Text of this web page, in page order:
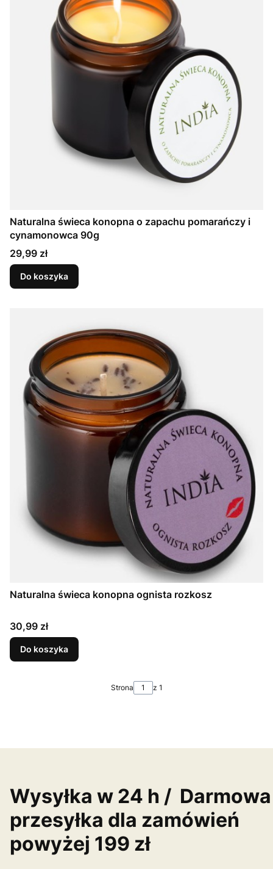
Naturalna świeca konopna o zapachu pomarańczy i
cynamonowca 90g
Cena
29,99 zł
Do koszyka
Naturalna świeca konopna ognista rozkosz
Cena
30,99 zł
Do koszyka
Strona z 1
Wysyłka w 24 h / Darmowa
przesyłka dla zamówień
powyżej 199 zł